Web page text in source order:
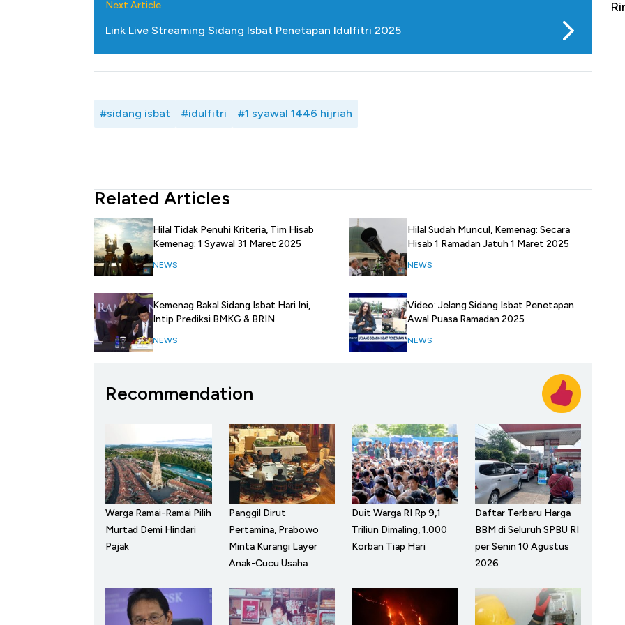
Next Article
Link Live Streaming Sidang Isbat Penetapan Idulfitri 2025
#sidang isbat #idulfitri #1 syawal 1446 hijriah
Related Articles
Hilal Tidak Penuhi Kriteria, Tim Hisab
Kemenag: 1 Syawal 31 Maret 2025
NEWS
Kemenag Bakal Sidang Isbat Hari Ini,
Intip Prediksi BMKG & BRIN
NEWS
Hilal Sudah Muncul, Kemenag: Secara
Hisab 1 Ramadan Jatuh 1 Maret 2025
NEWS
Video: Jelang Sidang Isbat Penetapan
Awal Puasa Ramadan 2025
NEWS
Recommendation
Warga Ramai-Ramai Pilih
Murtad Demi Hindari
Pajak
Panggil Dirut
Pertamina, Prabowo
Minta Kurangi Layer
Anak-Cucu Usaha
Duit Warga RI Rp 9,1
Triliun Dimaling, 1.000
Korban Tiap Hari
Daftar Terbaru Harga
BBM di Seluruh SPBU RI
per Senin 10 Agustus
2026
Masuk, Jangan Ditopang Ritel Terus